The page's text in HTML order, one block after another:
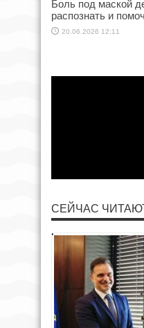
Боль под маской
распознать и
20.06.2026 12:11
СЕЙЧАС